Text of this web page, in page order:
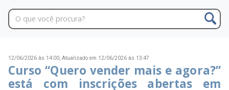
12/06/2026 às 14:00, Atualizado em 12/06/2026 às 13:47
Curso “Quero vender mais e agora?”
está com inscrições abertas em